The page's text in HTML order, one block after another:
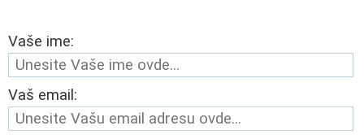
Vaše ime:
Vaš email: